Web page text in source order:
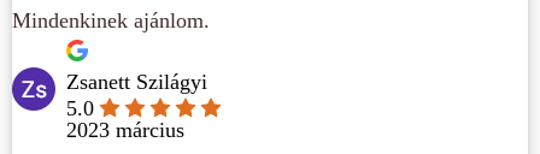
Mindenkinek ajánlom.
Zsanett Szilágyi
5.0
2023 március